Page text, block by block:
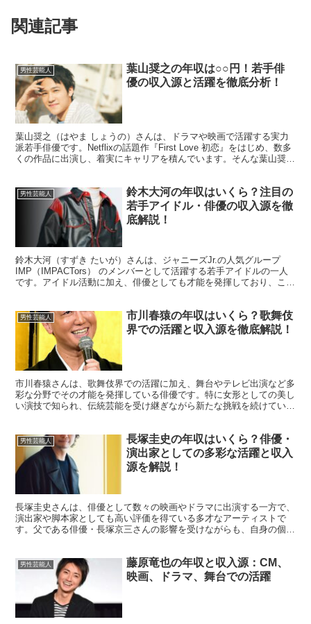
関連記事
男性芸能人
葉山奨之の年収は○○円！若手俳
優の収入源と活躍を徹底分析！
葉山奨之（はやま しょうの）さんは、ドラマや映画で活躍する実力
派若手俳優です。Netflixの話題作『First Love 初恋』をはじめ、数多
くの作品に出演し、着実にキャリアを積んでいます。そんな葉山奨之
男性芸能人
鈴木大河の年収はいくら？注目の
若手アイドル・俳優の収入源を徹
底解説！
鈴木大河（すずき たいが）さんは、ジャニーズJr.の人気グループ
IMP（IMPACTors） のメンバーとして活躍する若手アイドルの一人
です。アイドル活動に加え、俳優としても才能を発揮しており、これ
男性芸能人
市川春猿の年収はいくら？歌舞伎
界での活躍と収入源を徹底解説！
市川春猿さんは、歌舞伎界での活躍に加え、舞台やテレビ出演など多
彩な分野でその才能を発揮している俳優です。特に女形としての美し
い演技で知られ、伝統芸能を受け継ぎながら新たな挑戦を続けていま
男性芸能人
長塚圭史の年収はいくら？俳優・
演出家としての多彩な活躍と収入
源を解説！
長塚圭史さんは、俳優として数々の映画やドラマに出演する一方で、
演出家や脚本家としても高い評価を得ている多才なアーティストで
す。父である俳優・長塚京三さんの影響を受けながらも、自身の個性
男性芸能人
藤原竜也の年収と収入源：CM、
映画、ドラマ、舞台での活躍